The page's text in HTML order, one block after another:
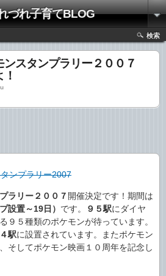
づれ子育てBLOG
検索
スタンプラリー２００７
ラリー２００７ 開催決定です！期間は
設置～19日） です。 ９５駅にダイヤ
９５種類のポケモンが待っています。
駅に設置されています。またポケモン
そしてポケモン映画１０周年を記念し